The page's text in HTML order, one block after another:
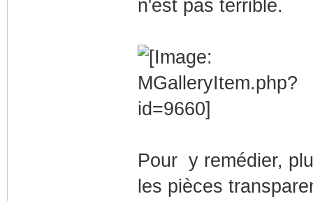
n'est pas terrible.
Pour y remédier,
les pièces